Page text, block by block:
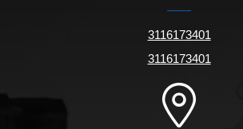
3116173401
3116173401